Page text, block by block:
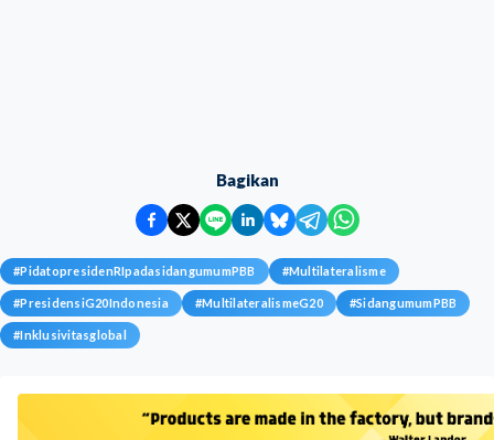
Bagikan
#PidatopresidenRIpadasidangumumPBB #Multilateralisme
#PresidensiG20Indonesia #MultilateralismeG20 #SidangumumPBB
#Inklusivitasglobal